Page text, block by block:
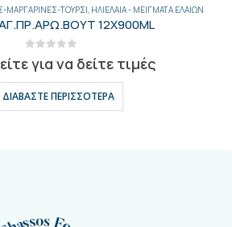
ΕΛΙΈΣ-ΜΑΡΓΑΡΊΝΕΣ-ΤΟΥΡΣΊ,ΕΛΙΈΣ
ΑΛΜΗ ΠΕΤ 2ΚΙΛ. ΤΕΜ
για να δείτε τιμές
ΔΙΑΒΆΣΤΕ ΠΕΡΙΣΣΌΤΕΡΑ